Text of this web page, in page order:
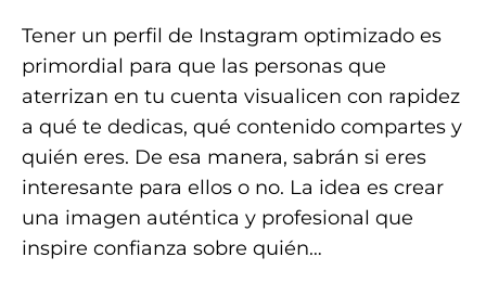
Tener un perfil de Instagram optimizado es
primordial para que las personas que
aterrizan en tu cuenta visualicen con rapidez
a qué te dedicas, qué contenido compartes y
quién eres. De esa manera, sabrán si eres
interesante para ellos o no. La idea es crear
una imagen auténtica y profesional que
inspire confianza sobre quién…